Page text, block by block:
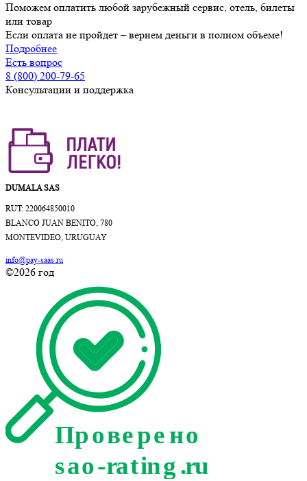
Поможем оплатить любой зарубежный сервис, отель, билеты
или товар
Если оплата не пройдет – вернем деньги в полном объеме!
Подробнее
Есть вопрос
8 (800) 200-79-65
Консультации и поддержка
DUMALA SAS
RUT: 220064850010
BLANCO JUAN BENITO, 780
MONTEVIDEO, URUGUAY
info@pay-saas.ru
©2026 год